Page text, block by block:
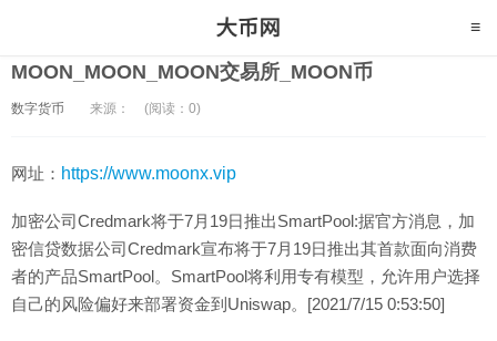
MOON_MOON_MOON交易所_MOON币
数字货币 来源： (阅读：0)
网址： https://www.moonx.vip
加密公司Credmark将于7月19日推出SmartPool:据官方消息，加
密信贷数据公司Credmark宣布将于7月19日推出其首款面向消费
者的产品SmartPool。SmartPool将利用专有模型，允许用户选择
自己的风险偏好来部署资金到Uniswap。[2021/7/15 0:53:50]